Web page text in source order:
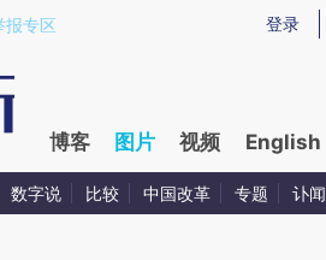
登录
报专区
博客 图片 视频 English
数字说 比较 中国改革 专题 讣闻